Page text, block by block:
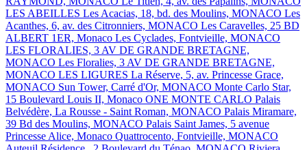
LES ABEILLES Les Acacias, 18, bd. des Moulins, MONACO Les
Acanthes, 6, av. des Citronniers, MONACO Les Caravelles, 25 BD
ALBERT 1ER, Monaco Les Cyclades, Fontvieille, MONACO
LES FLORALIES, 3 AV DE GRANDE BRETAGNE,
MONACO Les Floralies, 3 AV DE GRANDE BRETAGNE,
MONACO LES LIGURES La Réserve, 5, av. Princesse Grace,
MONACO Sun Tower, Carré d'Or, MONACO Monte Carlo Star,
15 Boulevard Louis II, Monaco ONE MONTE CARLO Palais
Belvédère, La Rousse - Saint Roman, MONACO Palais Miramare,
39 Bd des Moulins, MONACO Palais Saint James, 5 avenue
Princesse Alice, Monaco Quattrocento, Fontvieille, MONACO